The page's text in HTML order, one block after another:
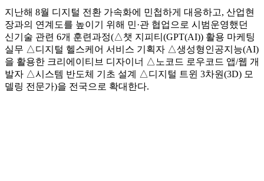
지난해 8월 디지털 전환 가속화에 민첩하게 대응하고, 산업현
장과의 연계도를 높이기 위해 민·관 협업으로 시범운영했던
신기술 관련 6개 훈련과정(△챗 지피티(GPT(AI)) 활용 마케팅
실무 △디지털 헬스케어 서비스 기획자 △생성형인공지능(AI)
을 활용한 크리에이티브 디자이너 △노코드 로우코드 앱/웹 개
발자 △시스템 반도체 기초 설계 △디지털 트윈 3차원(3D) 모
델링 전문가)을 전국으로 확대한다.